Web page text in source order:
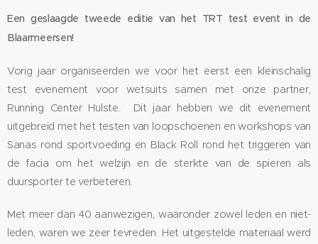
Een geslaagde tweede editie van het TRT test event in de
Blaarmeersen!
Vorig jaar organiseerden we voor het eerst een kleinschalig
test evenement voor wetsuits samen met onze partner,
Running Center Hulste. Dit jaar hebben we dit evenement
uitgebreid met het testen van loopschoenen en workshops van
Sanas rond sportvoeding en Black Roll rond het triggeren van
de facia om het welzijn en de sterkte van de spieren als
duursporter te verbeteren.
Met meer dan 40 aanwezigen, waaronder zowel leden en niet-
leden, waren we zeer tevreden. Het uitgestelde materiaal werd